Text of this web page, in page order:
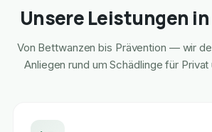
Unsere Leistungen in
Von Bettwanzen bis Prävention — wir
Anliegen rund um Schädlinge für